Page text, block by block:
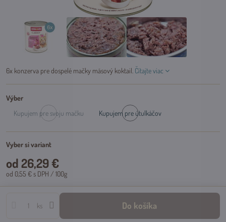
6x konzerva pre dospelé mačky mäsový koktail. Čítajte viac
Výber
Kupujem pre svoju mačku
Kupujem pre útulkáčov
Vyber si variant
od 26,29 €
od 0,55 €s DPH / 100g
ks Do košíka